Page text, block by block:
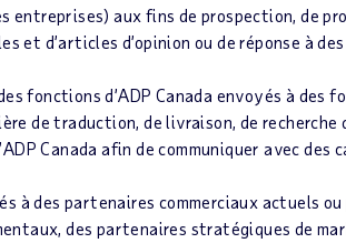
entreprises) aux fins de prospection, de
et d’articles d’opinion ou de réponse à
des fonctions d’ADP Canada envoyés à
de traduction, de livraison, de
Canada afin de communiquer avec
à des partenaires commerciaux actuels
des partenaires stratégiques de